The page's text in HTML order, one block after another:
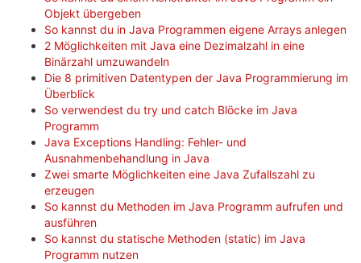
Objekt übergeben
So kannst du in Java Programmen eigene Arrays anlegen
2 Möglichkeiten mit Java eine Dezimalzahl in eine
Binärzahl umzuwandeln
Die 8 primitiven Datentypen der Java Programmierung im
Überblick
So verwendest du try und catch Blöcke im Java
Programm
Java Exceptions Handling: Fehler- und
Ausnahmenbehandlung in Java
Zwei smarte Möglichkeiten eine Java Zufallszahl zu
erzeugen
So kannst du Methoden im Java Programm aufrufen und
ausführen
So kannst du statische Methoden (static) im Java
Programm nutzen